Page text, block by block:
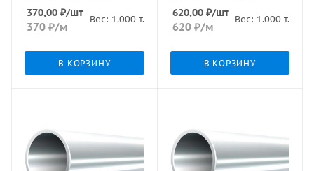
370,00 ₽/шт
370 ₽/м
Вес: 1.000 т.
В КОРЗИНУ
620,00₽/шт
620₽/м
Вес: 1.000 т.
В КОРЗИНУ